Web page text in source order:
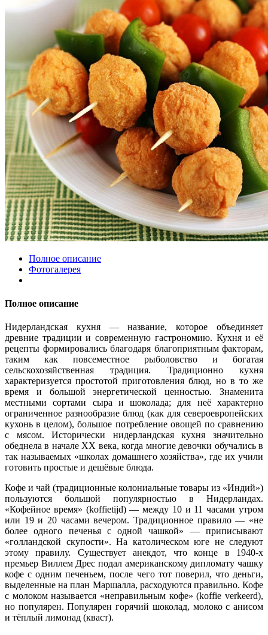
Полное описание
Фотогалерея
Полное описание
Нидерландская кухня — название, которое объединяет
древние традиции и современную гастрономию. Кухня и её
рецепты формировались благодаря благоприятным факторам,
таким как повсеместное рыболовство и богатая
сельскохозяйственная традиция. Традиционно кухня
характеризуется простотой приготовления блюд, но в то же
время и большой энергетической ценностью. Знаменита
местными сортами сыра и шоколада; для неё характерно
ограниченное разнообразие блюд (как для североевропейских
кухонь в целом), большое потребление овощей по сравнению
с мясом. Исторически нидерландская кухня значительно
обеднела в начале XX века, когда многие девочки обучались в
так называемых «школах домашнего хозяйства», где их учили
готовить простые и дешёвые блюда.
Кофе и чай (традиционные колониальные товары из «Индий»)
пользуются большой популярностью в Нидерландах.
«Кофейное время» (koffietijd) — между 10 и 11 часами утром
или 19 и 20 часами вечером. Традиционное правило — «не
более одного печенья с одной чашкой» — приписывают
«голландской скупости». На католическом юге не следуют
этому правилу. Существует анекдот, что конце в 1940-х
премьер Виллем Дрес подал американскому дипломату чашку
кофе с одним печеньем, после чего тот поверил, что деньги,
выделенные на план Маршалла, расходуются правильно. Кофе
с молоком называется «неправильным кофе» (koffie verkeerd),
но популярен. Популярен горячий шоколад, молоко с анисом
и тёплый лимонад (кваст).